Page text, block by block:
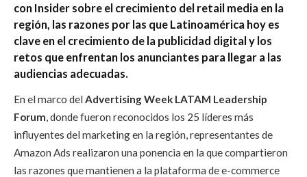
con Insider sobre el crecimiento del retail media en la
región, las razones por las que Latinoamérica hoy es
clave en el crecimiento de la publicidad digital y los
retos que enfrentan los anunciantes para llegar a las
audiencias adecuadas.
En el marco del Advertising Week LATAM Leadership
Forum, donde fueron reconocidos los 25 líderes más
influyentes del marketing en la región, representantes de
Amazon Ads realizaron una ponencia en la que compartieron
las razones que mantienen a la plataforma de e-commerce